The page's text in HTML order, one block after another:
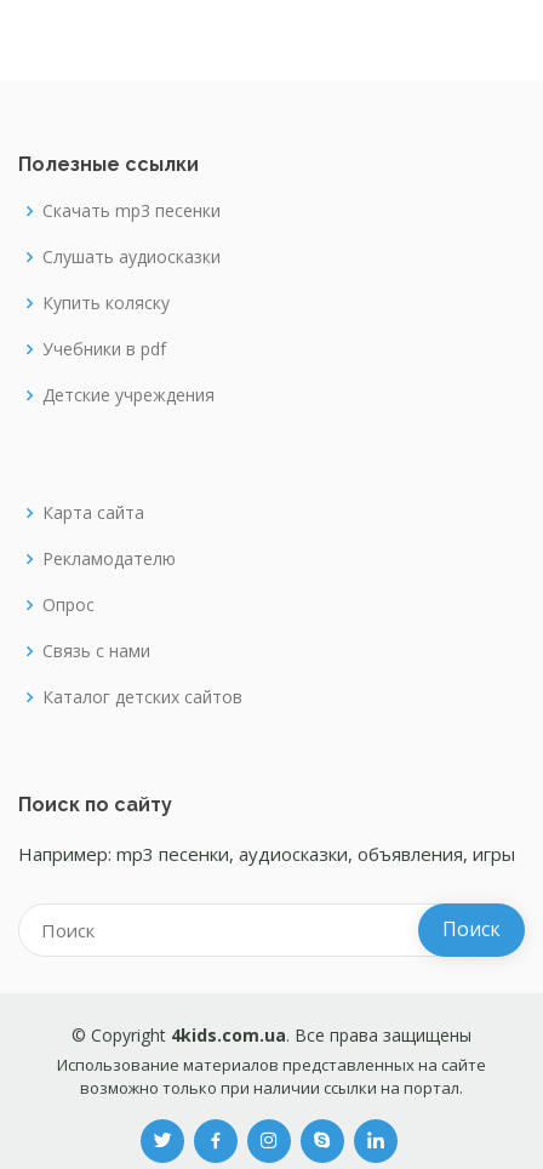
Полезные ссылки
Скачать mp3 песенки
Слушать аудиосказки
Купить коляску
Учебники в pdf
Детские учреждения
Карта сайта
Рекламодателю
Опрос
Связь с нами
Каталог детских сайтов
Поиск по сайту
Например: mp3 песенки, аудиосказки, объявления, игры
© Copyright 4kids.com.ua. Все права защищены
Использование материалов представленных на сайте
возможно только при наличии ссылки на портал.